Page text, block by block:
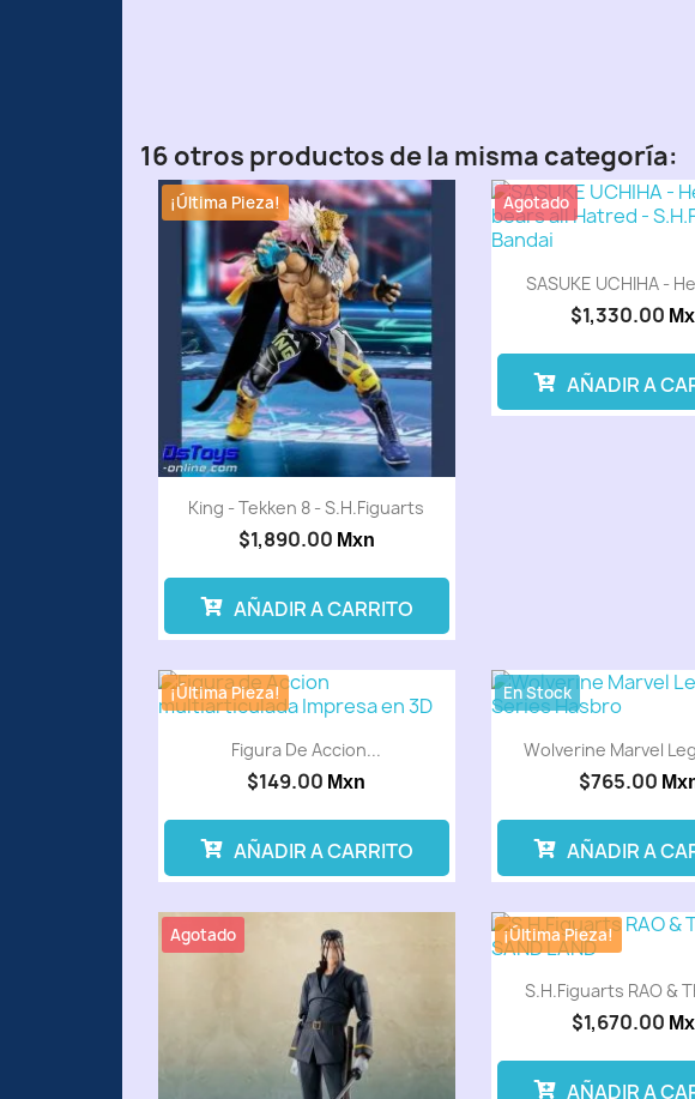
16 otros productos de la misma categoría:
King - Tekken 8 - S.H.Figuarts
$1,890.00 Mxn
¡Última Pieza!
AÑADIR A CARRITO
SASUKE UCHIHA -
$1,330.00
Agotado
AÑADIR A
Figura De Accion...
$149.00 Mxn
¡Última Pieza!
AÑADIR A CARRITO
Wolverine Marvel
$765.00
En Stock
AÑADIR A
Agotado
S.H.Figuarts RAO &
$1,670.00
¡Última Pieza!
AÑADIR A